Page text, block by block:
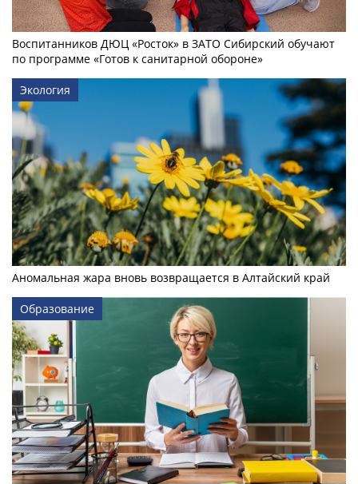
Воспитанников ДЮЦ «Росток» в ЗАТО Сибирский обучают
по программе «Готов к санитарной обороне»
Экология
Аномальная жара вновь возвращается в Алтайский край
Образование